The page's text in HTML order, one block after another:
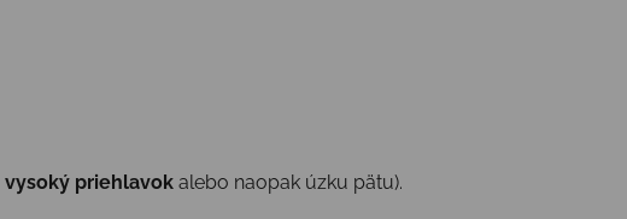
vysoký priehlavok alebo naopak úzku pätu).